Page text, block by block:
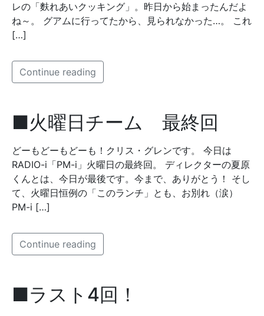
レの「麩れあいクッキング」。昨日から始まったんだよ
ね～。 グアムに行ってたから、見られなかった…。 これ
[…]
Continue reading
■火曜日チーム 最終回
どーもどーもどーも！クリス・グレンです。 今日は
RADIO-i「PM-i」火曜日の最終回。 ディレクターの夏原
くんとは、今日が最後です。今まで、ありがとう！ そし
て、火曜日恒例の「このランチ」とも、お別れ（涙）
PM-i […]
Continue reading
■ラスト4回！